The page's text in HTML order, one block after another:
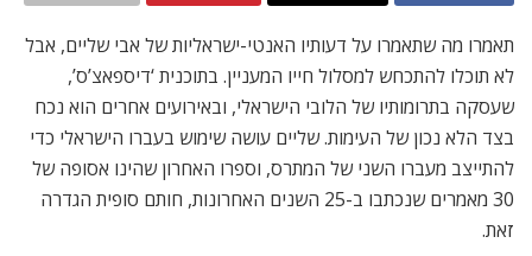
תאמרו מה שתאמרו על דעותיו האנטי-ישראליות של אבי שליים, אבל
לא תוכלו להתכחש למסלול חייו המעניין. בתוכנית ‘דיספאצ’ס’,
שעסקה בתרומותיו של הלובי הישראלי, ובאירועים אחרים הוא נכח
בצד הלא נכון של העימות. שליים עושה שימוש בעברו הישראלי כדי
להתייצב מעברו השני של המתרס, וספרו האחרון שהינו אסופה של
30 מאמרים שנכתבו ב-25 השנים האחרונות, חותם סופית הגדרה
זאת.